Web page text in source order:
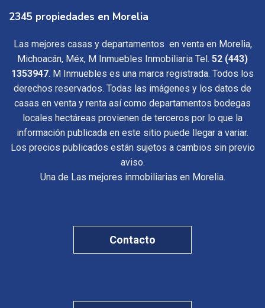
2345 propiedades en Morelia
Las mejores casas y departamentos en venta en Morelia,
Michoacán, Méx, M Inmuebles Inmobiliaria Tel. 52 (443)
1353947. M Inmuebles es una marca registrada. Todos los
derechos reservados. Todas las imágenes y los datos de
casas en venta y renta así como departamentos bodegas
locales hectáreas provienen de terceros por lo que la
información publicada en este sitio puede llegar a variar.
Los precios publicados están sujetos a cambios sin previo
aviso.
Una de Las mejores inmobiliarias en Morelia.